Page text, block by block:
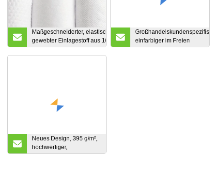
Maßgeschneiderter, elastischer, nicht
gewebter Einlagestoff aus 100 %
Polyester oder Viskose Pes/PA
Spunlace mit chemischem Filter für
einfarbiger im Freien
wandernder antistatischer 54
Neues Design, 395 g/m²,
hochwertiger,
wasserfester, einfarbiger,